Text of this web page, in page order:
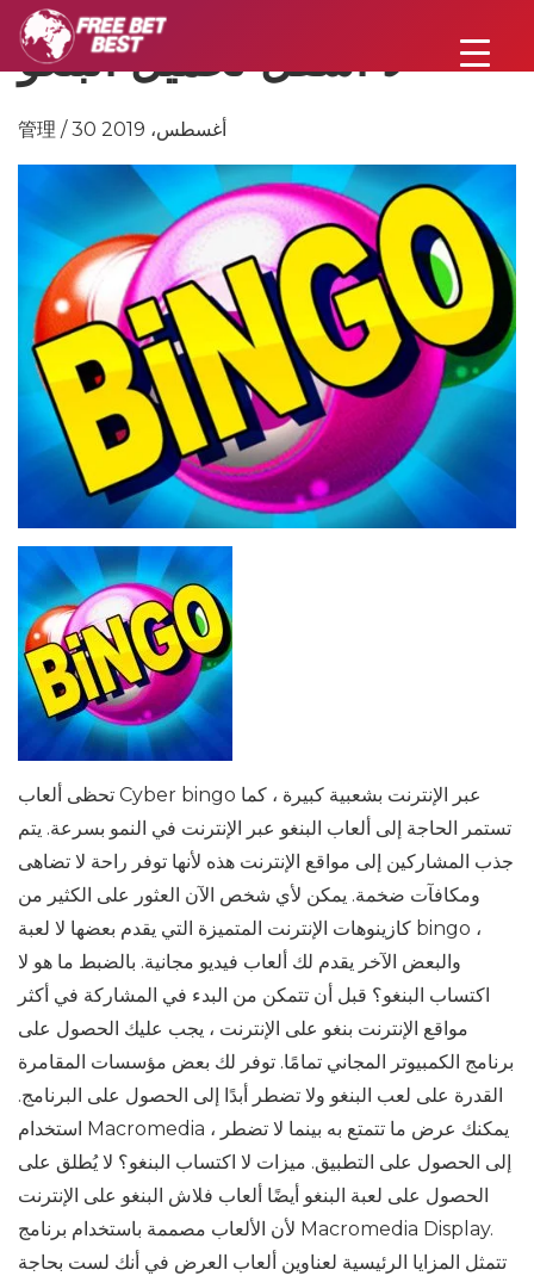
لا أسفل تحميل البنغو
管理 / 30 أغسطس، 2019
تحظى ألعاب Cyber ​​bingo عبر الإنترنت بشعبية كبيرة ، كما
تستمر الحاجة إلى ألعاب البنغو عبر الإنترنت في النمو بسرعة. يتم
جذب المشاركين إلى مواقع الإنترنت هذه لأنها توفر راحة لا تضاهى
ومكافآت ضخمة. يمكن لأي شخص الآن العثور على الكثير من
كازينوهات الإنترنت المتميزة التي يقدم بعضها لا لعبة bingo ،
والبعض الآخر يقدم لك ألعاب فيديو مجانية. بالضبط ما هو لا
اكتساب البنغو؟ قبل أن تتمكن من البدء في المشاركة في أكثر
مواقع الإنترنت بنغو على الإنترنت ، يجب عليك الحصول على
برنامج الكمبيوتر المجاني تمامًا. توفر لك بعض مؤسسات المقامرة
القدرة على لعب البنغو ولا تضطر أبدًا إلى الحصول على البرنامج.
استخدام Macromedia ، يمكنك عرض ما تتمتع به بينما لا تضطر
إلى الحصول على التطبيق. ميزات لا اكتساب البنغو؟ لا يُطلق على
الحصول على لعبة البنغو أيضًا ألعاب فلاش البنغو على الإنترنت
لأن الألعاب مصممة باستخدام برنامج Macromedia Display.
تتمثل المزايا الرئيسية لعناوين ألعاب العرض في أنك لست بحاجة